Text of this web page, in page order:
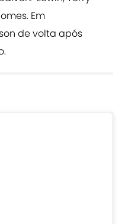
Em
de volta após